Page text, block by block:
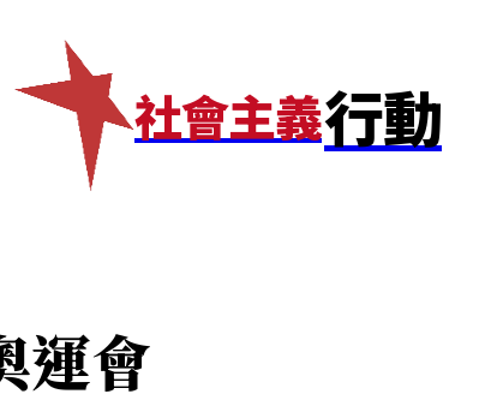
社會主義行動
運會